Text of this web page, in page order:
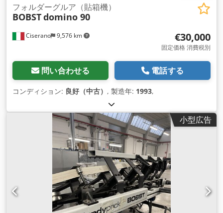
Ciserano 9,576 km
フォルダーグルア（貼箱機）
BOBSTdomino 90
€30,000
固定価格 消費税別
問い合わせる 電話する
コンディション: 良好（中古） , 製造年: 1993,
小型広告